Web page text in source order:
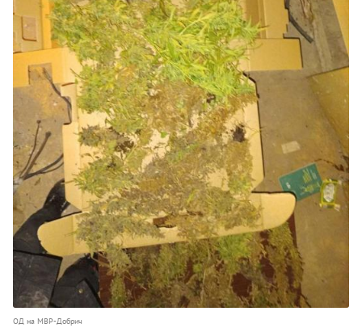
ОД на МВР-Добрич